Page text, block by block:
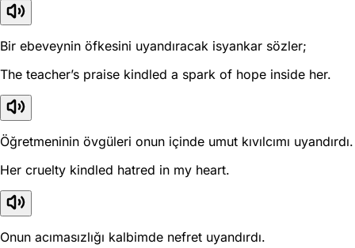
Bir ebeveynin öfkesini uyandıracak isyankar sözler;
The teacher’s praise kindled a spark of hope inside her.
Öğretmeninin övgüleri onun içinde umut kıvılcımı uyandırdı.
Her cruelty kindled hatred in my heart.
Onun acımasızlığı kalbimde nefret uyandırdı.